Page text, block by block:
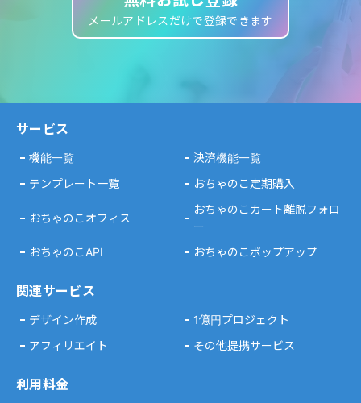
メールアドレスだけで登録できます
サービス
機能一覧
決済機能一覧
テンプレート一覧
おちゃのこ定期購入
おちゃのこオフィス
おちゃのこカート離脱フォロ
ー
おちゃのこAPI
おちゃのこポップアップ
関連サービス
デザイン作成
1億円プロジェクト
アフィリエイト
その他提携サービス
利用料金